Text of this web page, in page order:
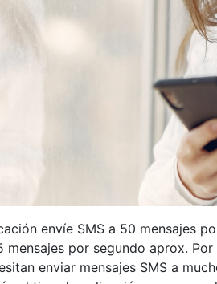
envíe SMS a 50 mensajes
por segundo aprox.
enviar mensajes SMS a